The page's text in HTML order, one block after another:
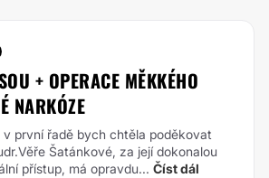
+ OPERACE MĚKKÉHO
NARKÓZE
v první řadě bych chtěla poděkovat
Šatánkové, za její dokonalou
přístup, má opravdu... Číst dál